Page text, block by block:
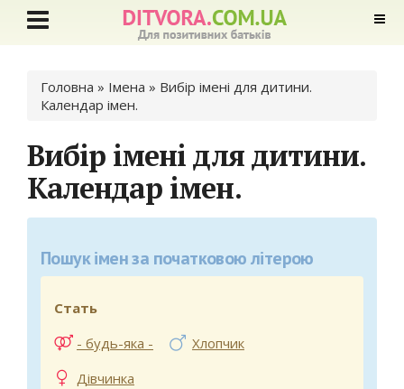
Ви є тут
Головна » Імена » Вибір імені для дитини.
Календар імен.
Вибір імені для дитини.
Календар імен.
Пошук імен за початковою літерою
Стать
- будь-яка -
Хлопчик
Дівчинка